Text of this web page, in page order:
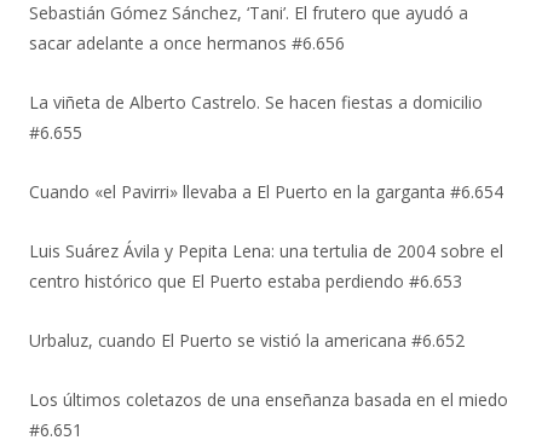
Sebastián Gómez Sánchez, ‘Tani’. El frutero que ayudó a
sacar adelante a once hermanos #6.656
La viñeta de Alberto Castrelo. Se hacen fiestas a domicilio
#6.655
Cuando «el Pavirri» llevaba a El Puerto en la garganta #6.654
Luis Suárez Ávila y Pepita Lena: una tertulia de 2004 sobre el
centro histórico que El Puerto estaba perdiendo #6.653
Urbaluz, cuando El Puerto se vistió la americana #6.652
Los últimos coletazos de una enseñanza basada en el miedo
#6.651